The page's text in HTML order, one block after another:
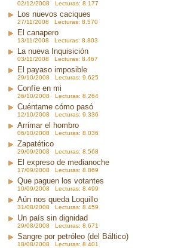
02/12/2008 Lecturas: 8.177
Los nuevos caciques
27/11/2008 Lecturas: 8.570
El canapero
13/11/2008 Lecturas: 8.803
La nueva Inquisición
03/11/2008 Lecturas: 8.467
El payaso imposible
29/10/2008 Lecturas: 9.625
Confíe en mi
26/10/2008 Lecturas: 8.264
Cuéntame cómo pasó
12/10/2008 Lecturas: 9.336
Arrimar el hombro
06/10/2008 Lecturas: 8.036
Zapatético
29/09/2008 Lecturas: 8.568
El expreso de medianoche
17/09/2008 Lecturas: 8.869
Que paguen los votantes
10/09/2008 Lecturas: 8.499
Aún nos queda Loquillo
31/08/2008 Lecturas: 8.459
Un país sin dignidad
29/08/2008 Lecturas: 8.671
Sangre por petróleo (del Báltico)
18/08/2008 Lecturas: 8.401